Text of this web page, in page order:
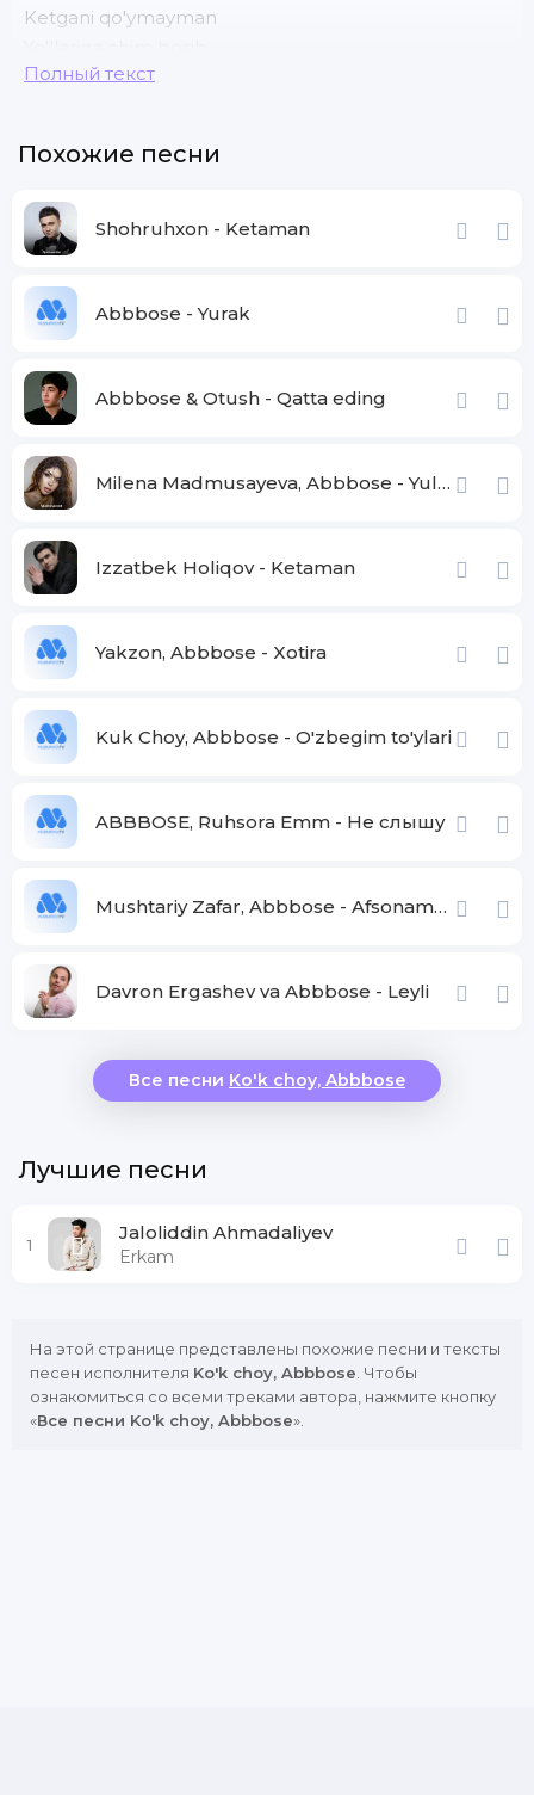
Ketgani qo'ymayman
Ketgani qo'ymayman
Qanday to'g'ri yo'lni topay
Sevgimni izhor aylab
Yorim qalbing shod etay
Полный текст
Похожие песни
Shohruhxon - Ketaman
Abbbose - Yurak
Abbbose & Otush - Qatta eding
Milena Madmusayeva, Abbbose - Yulduz tunda
Izzatbek Holiqov - Ketaman
Yakzon, Abbbose - Xotira
Kuk Choy, Abbbose - O'zbegim to'ylari
ABBBOSE, Ruhsora Emm - Не слышу
Mushtariy Zafar, Abbbose - Afsonaman
Davron Ergashev va Abbbose - Leyli
Все песни Ko'k choy, Abbbose
Лучшие песни
1
Jaloliddin Ahmadaliyev
Erkam
На этой странице представлены похожие песни и тексты
песен исполнителя Ko'k choy, Abbbose . Чтобы
ознакомиться со всеми треками автора, нажмите кнопку
«Все песни Ko'k choy, Abbbose».